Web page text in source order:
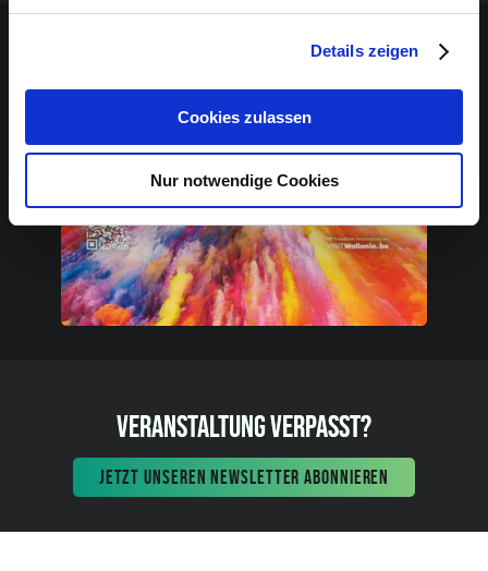
Details zeigen
Cookies zulassen
Nur notwendige Cookies
Sponsoren-Inhalt
VERANSTALTUNG VERPASST?
JETZT UNSEREN NEWSLETTER ABONNIEREN